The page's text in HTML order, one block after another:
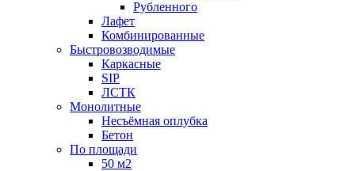
Рубленного
Лафет
Комбинированные
Быстровозводимые
Каркасные
SIP
ЛСТК
Монолитные
Несъёмная оплубка
Бетон
По площади
50 м2